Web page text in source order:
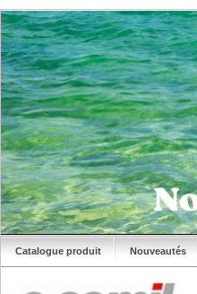
Catalogue produit Nouveautés